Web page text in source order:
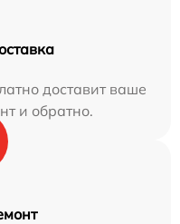
доставит ваше
и обратно.